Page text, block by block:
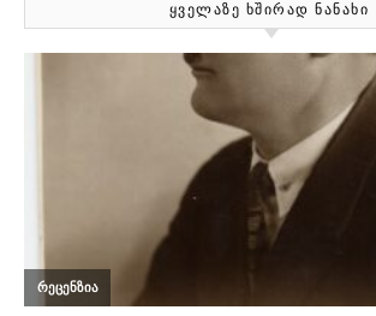
ᲧᲕᲔᲚᲐᲖᲔ ᲮᲨᲘᲠᲐᲓ ᲜᲐᲜᲐᲮᲘ